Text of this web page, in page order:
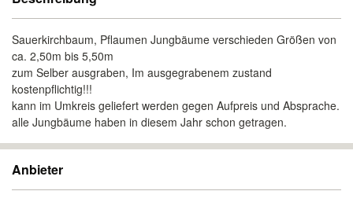
Sauerkirchbaum, Pflaumen Jungbäume verschieden Größen von
ca. 2,50m bis 5,50m
zum Selber ausgraben, Im ausgegrabenem zustand
kostenpflichtig!!!
kann im Umkreis geliefert werden gegen Aufpreis und Absprache.
alle Jungbäume haben in diesem Jahr schon getragen.
Anbieter